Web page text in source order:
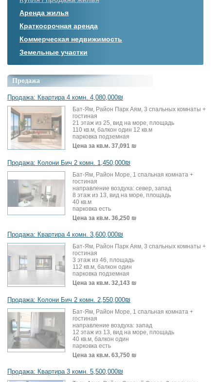
Аренда жилья
Краткосрочная аренда
Коммерческая недвижимость
Земельные участки
Продажа
Продажа: Квартира 4 комн. 4,080,000₪
Бат-Ям, Район Парк Аям, 3 спальных комнаты +
гостиная
21 этаж из 25, вид на море, площадь
110 кв.м, балкон один 12 кв.м
парковка подземная
Цена за кв.м. 37,091 ₪
Продажа: Колони Бич 2 комн. 1,450,000₪
Бат-Ям, Район Море, 1 спальная комната +
гостиная
направление воздуха: север, запад
8 этаж из 13, вид на море, площадь
40 кв.м
парковка есть
Цена за кв.м. 36,250 ₪
Продажа: Квартира 4 комн. 3,600,000₪
Бат-Ям, Район Парк Аям, 3 спальных комнаты +
гостиная
3 этаж из 46, площадь
112 кв.м, балкон один
парковка подземная
Цена за кв.м. 32,143 ₪
Продажа: Колони Бич 2 комн. 2,550,000₪
Бат-Ям, Район Море, 1 спальная комната +
гостиная
направление воздуха: запад
12 этаж из 13, вид на море, площадь
40 кв.м, балкон один
парковка есть
Цена за кв.м. 63,750 ₪
Продажа: Квартира 3 комн. 5,500,000₪